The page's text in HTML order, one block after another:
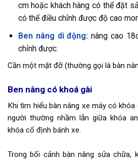
cm hoặc khách hàng có thể đặt
có thể điều chỉnh được độ cao
Ben nâng di động: nâng cao
chỉnh được.
Cần một mặt đỡ (thường gọi là bàn
Ben nâng có khoá gài
Khi tìm hiểu bàn nâng xe máy có khóa
người thường nhầm lẫn giữa khóa
khóa cố định bánh xe.
Trong bối cảnh bàn nâng sửa chữa,